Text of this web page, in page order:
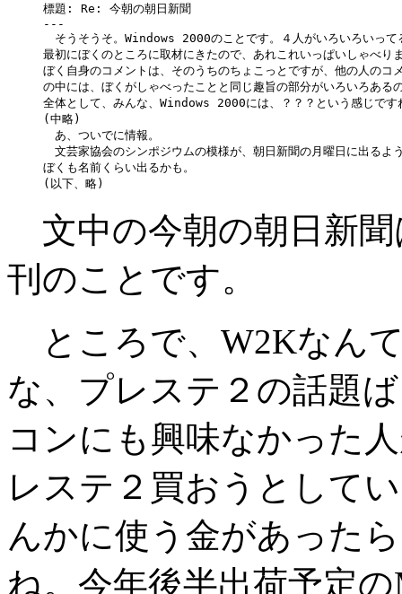
標題: Re: 今朝の朝日新聞
---
そうそうそ。Windows 2000のことです。４人がいろいろいって
最初にぼくのところに取材にきたので、あれこれいっぱいしゃべり
ぼく自身のコメントは、そのうちのちょこっとですが、他の人のコ
の中には、ぼくがしゃべったことと同じ趣旨の部分がいろいろある
全体として、みんな、Windows 2000には、？？？という感じです
(中略)
あ、ついでに情報。
文芸家協会のシンポジウムの模様が、朝日新聞の月曜日に出るよ
ぼくも名前くらい出るかも。
文中の今朝の朝日新聞
刊のことです。
ところで、W2Kなん
な、プレステ２の話題
コンにも興味なかった
レステ２買おうとして
んかに使う金があった
ね。今年後半出荷予定